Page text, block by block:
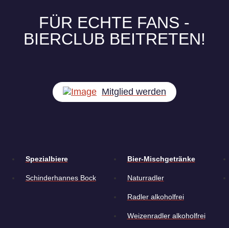
FÜR ECHTE FANS -
BIERCLUB BEITRETEN!
Mitglied werden
Spezialbiere
Schinder­hannes Bock
Bier-Mischgetränke
Natur­radler
Radler alkoholfrei
Weizen­radler alkoholfrei